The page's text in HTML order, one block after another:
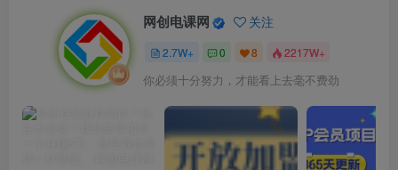
网创电课网 关注
2.7W+ 0 8 2217W+
你必须十分努力，才能看上去毫不费劲